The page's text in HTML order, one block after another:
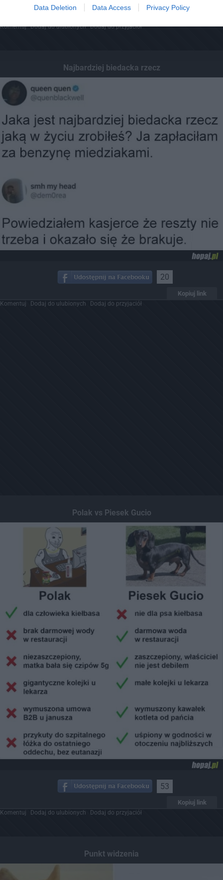
Data Deletion Data Access Privacy Policy
Komentuj Dodaj do ulubionych Dodaj do przyjaciół
Najbardziej biedacka rzecz
20
Kopiuj link
Komentuj Dodaj do ulubionych Dodaj do przyjaciół
Polak vs Piesek Gucio
53
Kopiuj link
Komentuj Dodaj do ulubionych Dodaj do przyjaciół
Punkt widzenia